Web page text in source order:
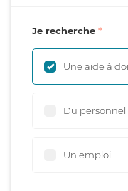
Je recherche
Une aide à
Du
Un emploi